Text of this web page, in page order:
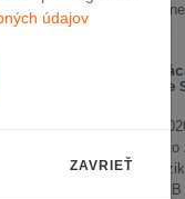
celkov.
odklon od...
Závislá
podnikanie
Od 1. 1.
Zistite, čo
aké sú
nastaviť
údajov
ZAVRIEŤ